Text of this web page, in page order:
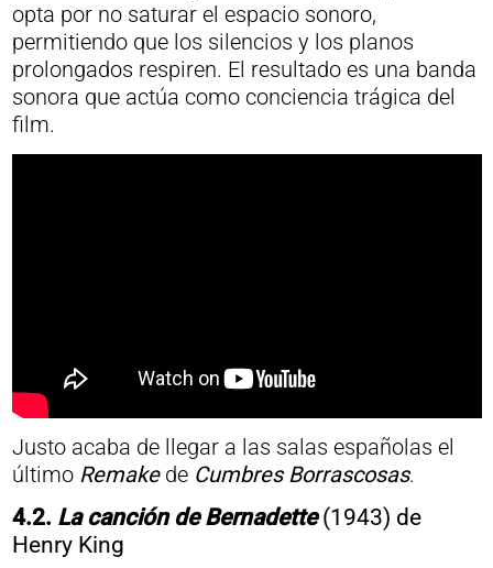
opta por no saturar el espacio sonoro,
permitiendo que los silencios y los planos
prolongados respiren. El resultado es una banda
sonora que actúa como conciencia trágica del
film.
Justo acaba de llegar a las salas españolas el
último Remakede Cumbres Borrascosas.
4.2. La canción de Bernadette (1943) de
Henry King